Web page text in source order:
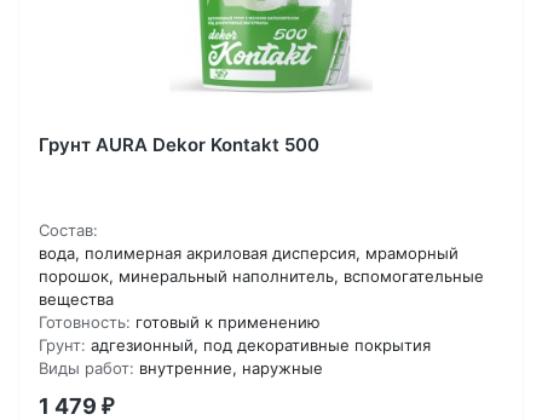
Грунт AURA Dekor Kontakt 500
Состав:
вода, полимерная акриловая дисперсия, мраморный
порошок, минеральный наполнитель, вспомогательные
вещества
Готовность: готовый к применению
Грунт: адгезионный, под декоративные покрытия
Виды работ: внутренние, наружные
1 479 ₽